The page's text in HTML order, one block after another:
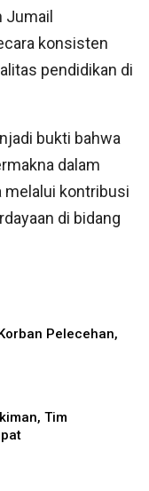
Jumail
konsisten
pendidikan di
bukti bahwa
dalam
melalui kontribusi
di bidang
Pelecehan,
Tim